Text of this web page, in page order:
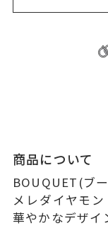
商品について
BOUQUET(ブ
メレダイヤモ
華やかなデザイ